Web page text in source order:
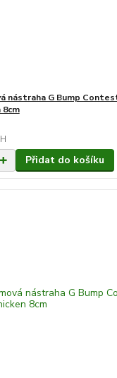
nástraha G Bump
8cm
Přidat do košíku